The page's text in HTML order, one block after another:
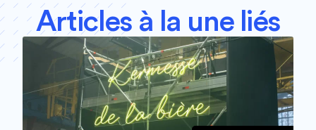
Articles à la une liés